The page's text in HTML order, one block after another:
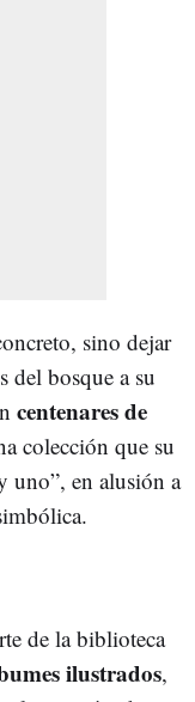
sino dejar
del bosque a su
centenares de
colección que su
uno”, en alusión a
de la biblioteca
ilustrados,